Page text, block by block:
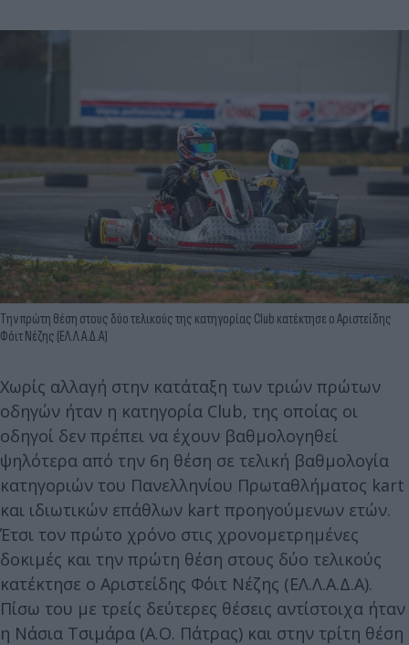
Την πρώτη θέση στους δύο τελικούς της κατηγορίας Club κατέκτησε ο Αριστείδης
Φόιτ Νέζης (ΕΛ.Λ.Α.Δ.Α)
Χωρίς αλλαγή στην κατάταξη των τριών πρώτων
οδηγών ήταν η κατηγορία Club, της οποίας οι
οδηγοί δεν πρέπει να έχουν βαθμολογηθεί
ψηλότερα από την 6η θέση σε τελική βαθμολογία
κατηγοριών του Πανελληνίου Πρωταθλήματος kart
και ιδιωτικών επάθλων kart προηγούμενων ετών.
Έτσι τον πρώτο χρόνο στις χρονομετρημένες
δοκιμές και την πρώτη θέση στους δύο τελικούς
κατέκτησε ο Αριστείδης Φόιτ Νέζης (ΕΛ.Λ.Α.Δ.Α).
Πίσω του με τρείς δεύτερες θέσεις αντίστοιχα ήταν
η Νάσια Τσιμάρα (Α.Ο. Πάτρας) και στην τρίτη θέση